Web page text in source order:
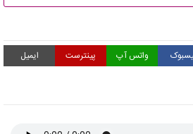
واتس آپ پینترست ایمیل